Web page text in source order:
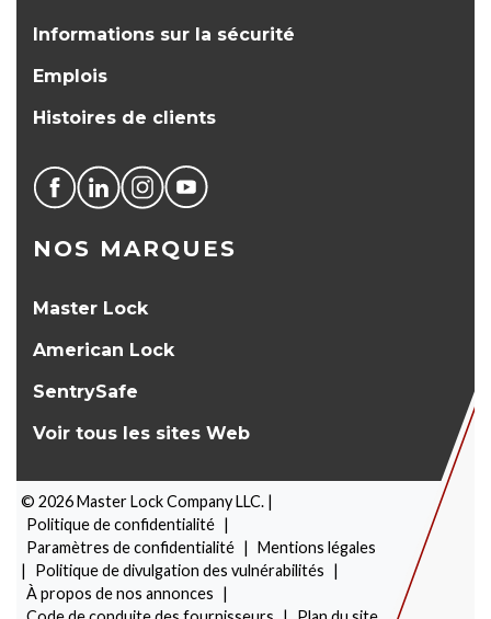
SÉLECTEUR DE PRODUITS
Informations sur la sécurité
Emplois
Histoires de clients
NOS MARQUES
Master Lock
American Lock
SentrySafe
Voir tous les sites Web
© 2026Master Lock Company LLC. |
Politique de confidentialité |
Paramètres de confidentialité | Mentions légales
|
Politique de divulgation des vulnérabilités |
À propos de nos annonces |